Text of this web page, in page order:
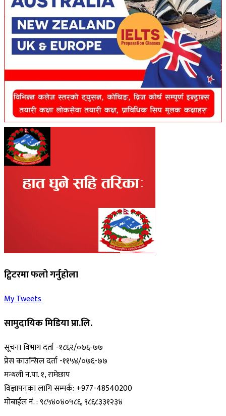
ट्विटरमा फलो गर्नुहोला
My Tweets
सामुदायिक मिडिया प्रा.लि.
सूचना विभाग दर्ता -१८६२/०७६-७७
प्रेस काउन्सिल दर्ता -११५४/०७६-७७
मन्थली न.पा. १, रामेछाप
विज्ञापनका लागि सम्पर्क: +977-48540200
मोबाईल नं. : ९८५४०४०५८६, ९८६८३३१२३४